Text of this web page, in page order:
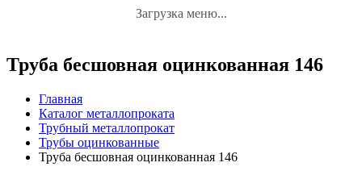
Загрузка меню...
Труба бесшовная оцинкованная 146
Главная
Каталог металлопроката
Трубный металлопрокат
Трубы оцинкованные
Труба бесшовная оцинкованная 146